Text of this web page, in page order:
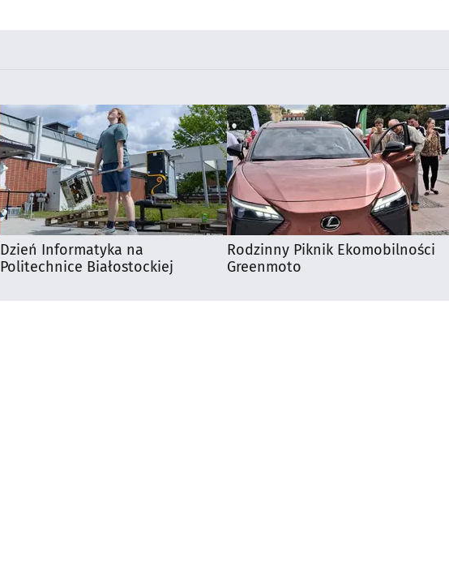
Dzień Informatyka na
Politechnice Białostockiej
Rodzinny Piknik Ekomobilności
Greenmoto